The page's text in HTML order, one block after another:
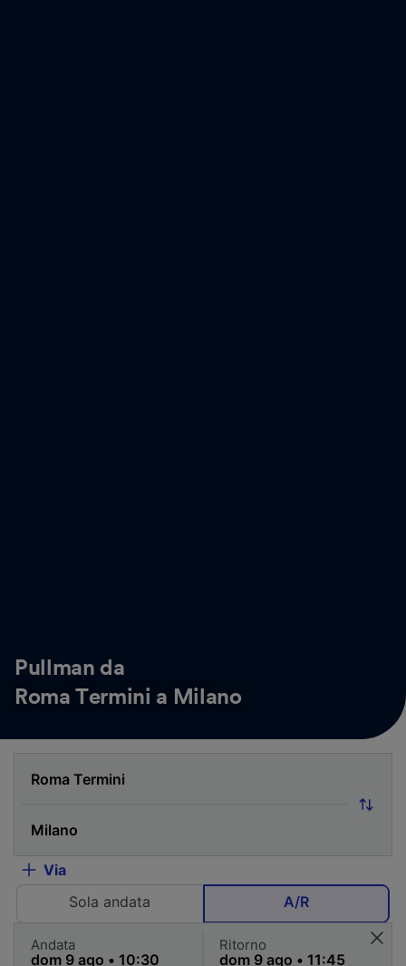
Pullman da
Roma Termini a Milano
Via
Sola andata
A/R
Andata Ritorno